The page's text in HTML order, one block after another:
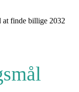
at finde billige 2032